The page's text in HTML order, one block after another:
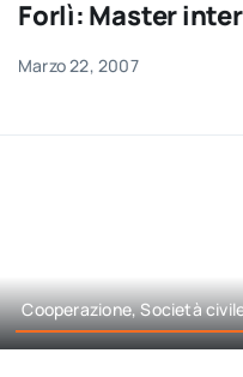
Forlì: Master
Marzo 22, 2007
Cooperazione, Società